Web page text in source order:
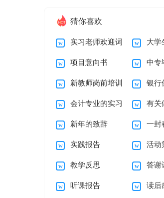
猜你喜欢
实习老师欢迎词 大学
简历自我
项目意向书 中专
鉴定
新教师岗前培训
心得体会15篇
银行
结
会计专业的实习
报告汇总6篇
有关
划范文汇
新年的致辞 一封
15篇
实践报告 活动
教学反思 答谢
听课报告 读后